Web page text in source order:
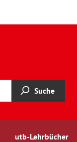
Suche
utb-Lehrbücher